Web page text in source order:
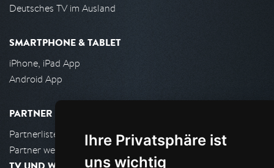
Ihre Privatsphäre ist
uns wichtig
Deutsches TV im Ausland
SMARTPHONE & TABLET
iPhone, iPad App
Android App
PARTNER
Partnerliste
Partner werden